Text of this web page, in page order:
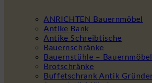
ANRICHTEN Bauernmöbel
Antike Bank
Antike Schreibtische
Bauernschränke
Bauernstühle – Bauernmöbel
Brotschränke
Buffetschrank Antik